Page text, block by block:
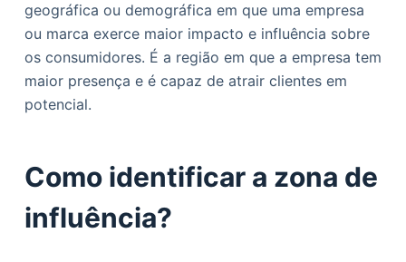
d
geográfica ou demográfica em que uma empresa
ou marca exerce maior impacto e influência sobre
os consumidores. É a região em que a empresa tem
maior presença e é capaz de atrair clientes em
potencial.
Como identificar a zona de
influência?